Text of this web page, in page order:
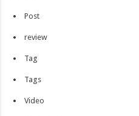
Post
review
Tag
Tags
Video